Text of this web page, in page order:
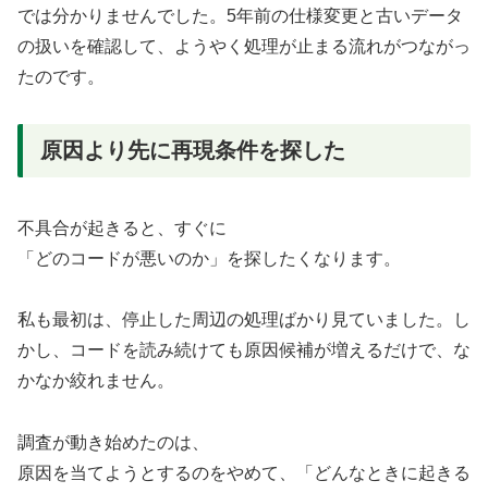
では分かりませんでした。5年前の仕様変更と古いデータ
の扱いを確認して、ようやく処理が止まる流れがつながっ
たのです。
原因より先に再現条件を探した
不具合が起きると、すぐに
「どのコードが悪いのか」を探したくなります。
私も最初は、停止した周辺の処理ばかり見ていました。し
かし、コードを読み続けても原因候補が増えるだけで、な
かなか絞れません。
調査が動き始めたのは、
原因を当てようとするのをやめて、「どんなときに起きる